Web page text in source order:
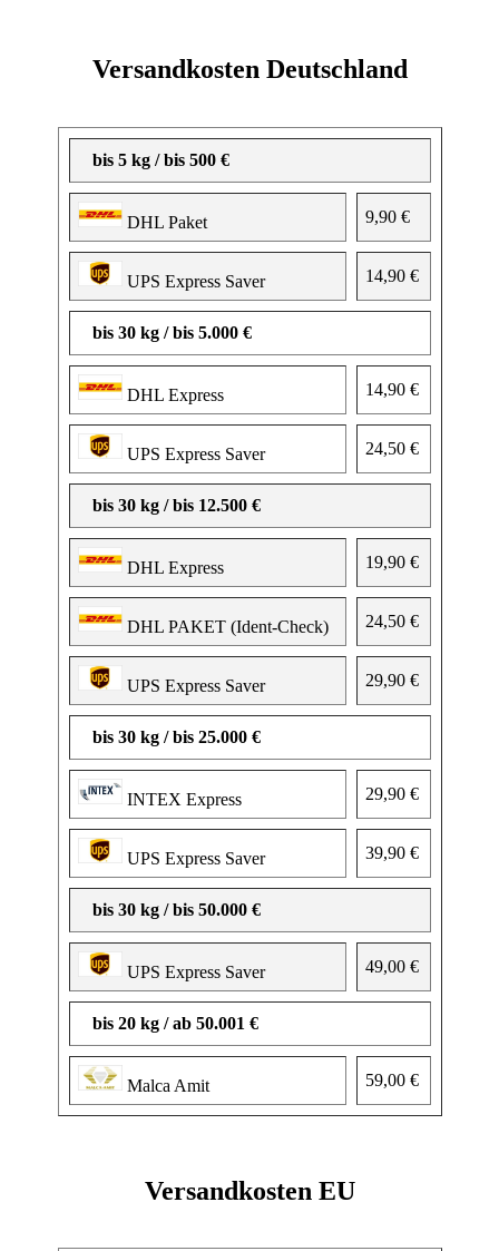
Versandkosten Deutschland
bis 5 kg / bis 500 €
DHL Paket 9,90 €
UPS Express Saver 14,90 €
bis 30 kg / bis 5.000 €
DHL Express 14,90 €
UPS Express Saver 24,50 €
bis 30 kg / bis 12.500 €
DHL Express 19,90 €
DHL PAKET (Ident-Check) 24,50 €
UPS Express Saver 29,90 €
bis 30 kg / bis 25.000 €
INTEX Express 29,90 €
UPS Express Saver 39,90 €
bis 30 kg / bis 50.000 €
UPS Express Saver 49,00 €
bis 20 kg / ab 50.001 €
Malca Amit 59,00 €
Versandkosten EU